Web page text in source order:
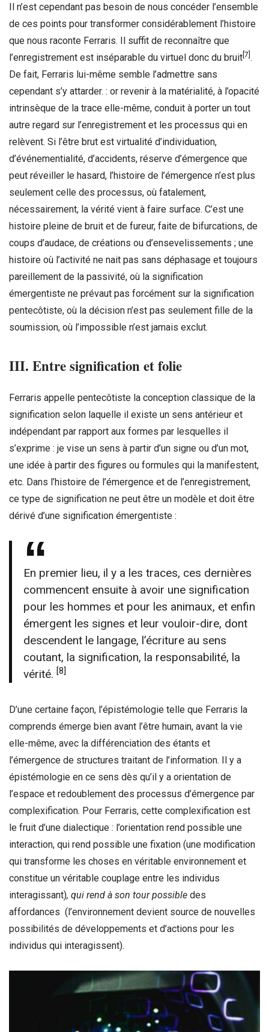
Il n’est cependant pas besoin de nous concéder l’ensemble
de ces points pour transformer considérablement l’histoire
que nous raconte Ferraris. Il suffit de reconnaître que
l’enregistrement est inséparable du virtuel donc du bruit [7] .
De fait, Ferraris lui-même semble l’admettre sans
cependant s’y attarder. : or revenir à la matérialité, à l’opacité
intrinsèque de la trace elle-même, conduit à porter un tout
autre regard sur l’enregistrement et les processus qui en
relèvent. Si l’être brut est virtualité d’individuation,
d’événementialité, d’accidents, réserve d’émergence que
peut réveiller le hasard, l’histoire de l’émergence n’est plus
seulement celle des processus, où fatalement,
nécessairement, la vérité vient à faire surface. C’est une
histoire pleine de bruit et de fureur, faite de bifurcations, de
coups d’audace, de créations ou d’ensevelissements ; une
histoire où l’activité ne nait pas sans déphasage et toujours
pareillement de la passivité, où la signification
émergentiste ne prévaut pas forcément sur la signification
pentecôtiste, où la décision n’est pas seulement fille de la
soumission, où l’impossible n’est jamais exclut.
III. Entre signification et folie
Ferraris appelle pentecôtiste la conception classique de la
signification selon laquelle il existe un sens antérieur et
indépendant par rapport aux formes par lesquelles il
s’exprime : je vise un sens à partir d’un signe ou d’un mot,
une idée à partir des figures ou formules qui la manifestent,
etc. Dans l’histoire de l’émergence et de l’enregistrement,
ce type de signification ne peut être un modèle et doit être
dérivé d’une signification émergentiste :
En premier lieu, il y a les traces, ces dernières
commencent ensuite à avoir une signification
pour les hommes et pour les animaux, et enfin
émergent les signes et leur vouloir-dire, dont
descendent le langage, l’écriture au sens
coutant, la signification, la responsabilité, la
vérité.[8]
D’une certaine façon, l’épistémologie telle que Ferraris la
comprends émerge bien avant l’être humain, avant la vie
elle-même, avec la différenciation des étants et
l’émergence de structures traitant de l’information. Il y a
épistémologie en ce sens dès qu’il y a orientation de
l’espace et redoublement des processus d’émergence par
complexification. Pour Ferraris, cette complexification est
le fruit d’une dialectique : l’orientation rend possible une
interaction, qui rend possible une fixation (une modification
qui transforme les choses en véritable environnement et
constitue un véritable couplage entre les individus
interagissant), qui rend à son tour possible des
affordances (l’environnement devient source de nouvelles
possibilités de développements et d’actions pour les
individus qui interagissent).